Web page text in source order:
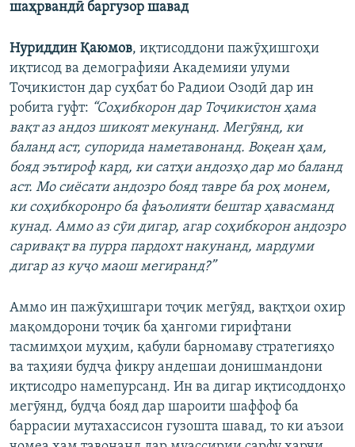
шаҳрвандӣ баргузор шавад
Нуриддин Қаюмов, иқтисоддони пажӯҳишгоҳи
иқтисод ва демографияи Академияи улуми
Тоҷикистон дар суҳбат бо Радиои Озодӣ дар ин
робита гуфт: “Соҳибкорон дар Тоҷикистон ҳама
вақт аз андоз шикоят мекунанд. Мегӯянд, ки
баланд аст, супорида наметавонанд. Воқеан ҳам,
бояд эътироф кард, ки сатҳи андозҳо дар мо баланд
аст. Мо сиёсати андозро бояд тавре ба роҳ монем,
ки соҳибкоронро ба фаъолияти бештар ҳавасманд
кунад. Аммо аз сӯи дигар, агар соҳибкорон андозро
саривақт ва пурра пардохт накунанд, мардуми
дигар аз куҷо маош мегиранд?”
Аммо ин пажӯҳишгари тоҷик мегӯяд, вақтҳои охир
мақомдорони тоҷик ба ҳангоми гирифтани
тасмимҳои муҳим, қабули барномаву стратегияҳо
ва таҳияи будҷа фикру андешаи донишмандони
иқтисодро намепурсанд. Ин ва дигар иқтисоддонҳо
мегӯянд, будҷа бояд дар шароити шаффоф ба
баррасии мутахассисон гузошта шавад, то ки аъзои